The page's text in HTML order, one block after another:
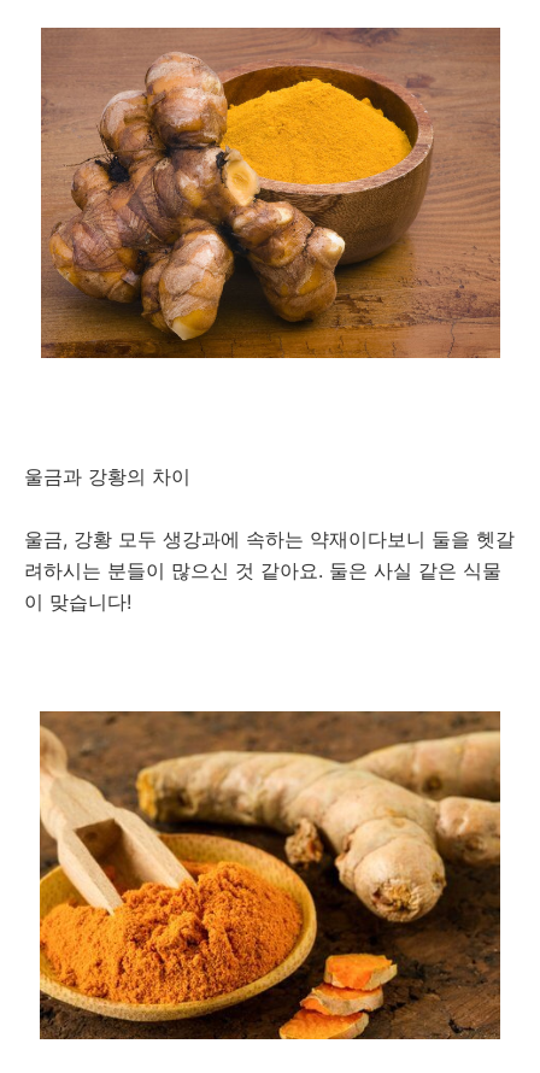
울금과 강황의 차이
울금, 강황 모두 생강과에 속하는 약재이다보니 둘을 헷갈
려하시는 분들이 많으신 것 같아요. 둘은 사실 같은 식물
이 맞습니다!